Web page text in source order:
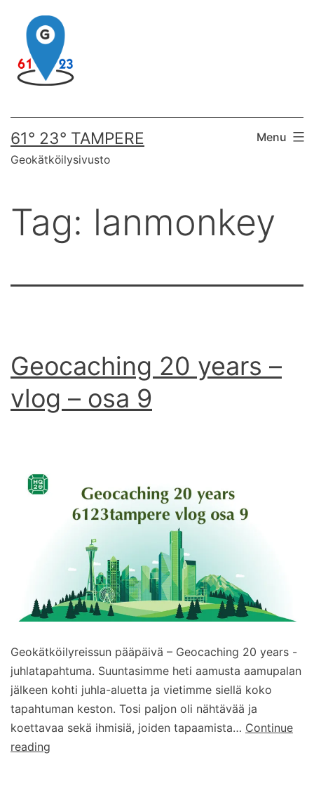
content
61° 23° TAMPERE
Geokätköilysivusto
Menu
Tag: lanmonkey
Geocaching 20 years –
vlog – osa 9
Geokätköilyreissun pääpäivä – Geocaching 20 years -
juhlatapahtuma. Suuntasimme heti aamusta aamupalan
jälkeen kohti juhla-aluetta ja vietimme siellä koko
tapahtuman keston. Tosi paljon oli nähtävää ja
koettavaa sekä ihmisiä, joiden tapaamista… Continue
reading